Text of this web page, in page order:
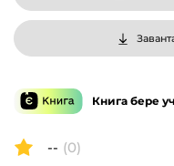
Книга бере
-- (0)